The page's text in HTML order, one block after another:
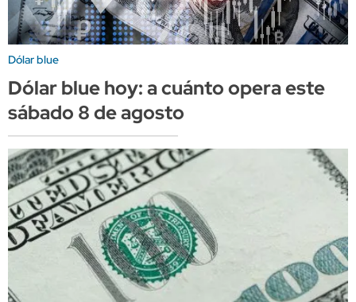
Dólar blue
Dólar blue hoy: a cuánto opera este
sábado 8 de agosto